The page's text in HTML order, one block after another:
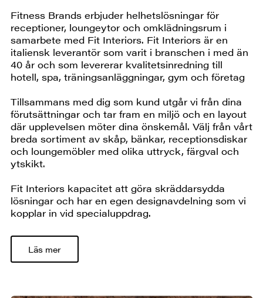
Fitness Brands erbjuder helhetslösningar för
receptioner, loungeytor och omklädningsrum i
samarbete med Fit Interiors. Fit Interiors är en
italiensk leverantör som varit i branschen i med än
40 år och som levererar kvalitetsinredning till
hotell, spa, träningsanläggningar, gym och företag
Tillsammans med dig som kund utgår vi från dina
förutsättningar och tar fram en miljö och en layout
där upplevelsen möter dina önskemål. Välj från vårt
breda sortiment av skåp, bänkar, receptionsdiskar
och loungemöbler med olika uttryck, färgval och
ytskikt.
Fit Interiors kapacitet att göra skräddarsydda
lösningar och har en egen designavdelning som vi
kopplar in vid specialuppdrag.
Läs mer